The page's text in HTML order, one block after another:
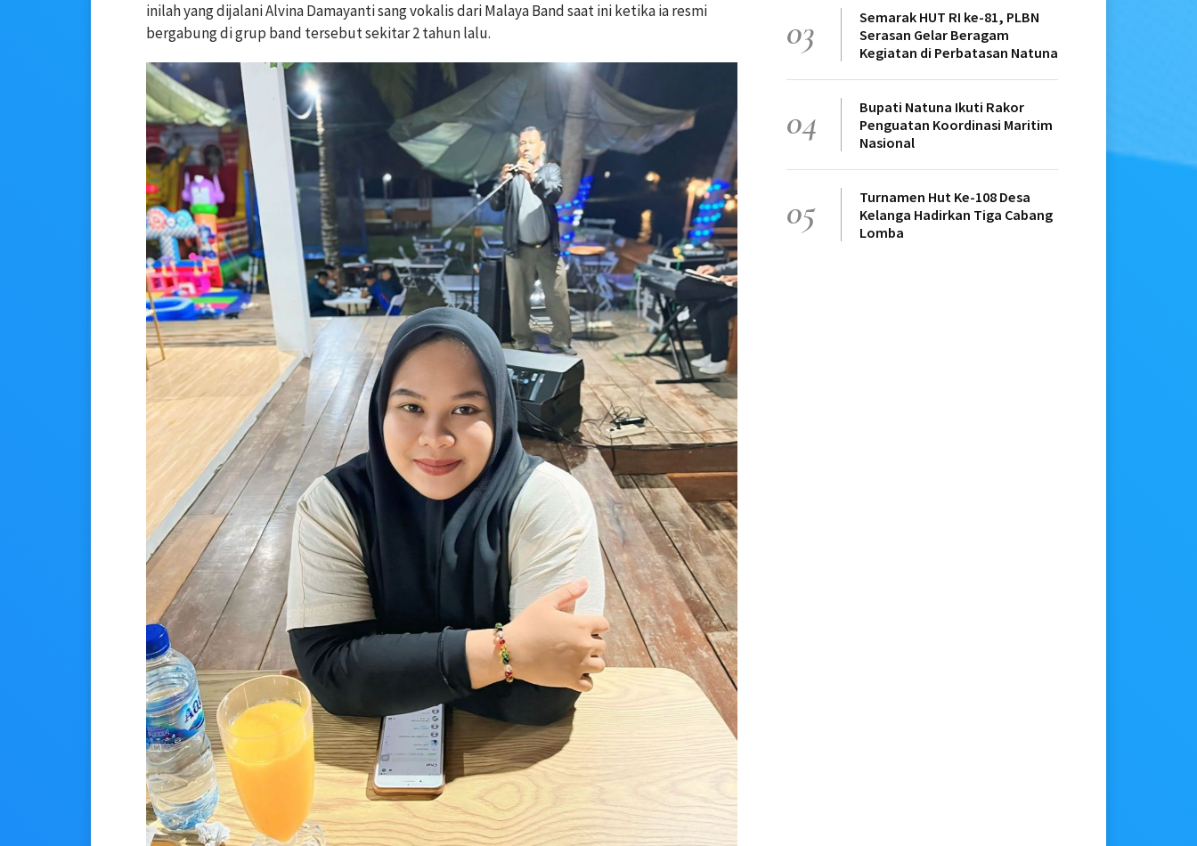
inilah yang dijalani Alvina Damayanti sang vokalis dari Malaya Band saat ini ketika ia resmi
bergabung di grup band tersebut sekitar 2 tahun lalu.
03
Semarak HUT RI ke-81, PLBN
Serasan Gelar Beragam
Kegiatan di Perbatasan Natuna
04
Bupati Natuna Ikuti Rakor
Penguatan Koordinasi Maritim
Nasional
05
Turnamen Hut Ke-108 Desa
Kelanga Hadirkan Tiga Cabang
Lomba